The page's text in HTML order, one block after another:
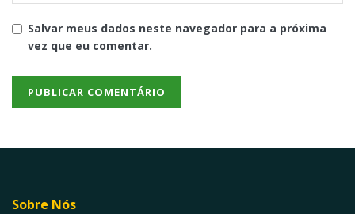
Salvar meus dados neste navegador para a próxima
vez que eu comentar.
Sobre Nós